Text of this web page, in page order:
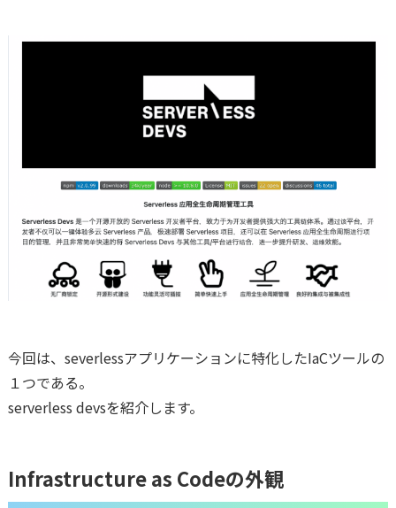
今回は、severlessアプリケーションに特化したIaCツールの
１つである。
serverless devsを紹介します。
Infrastructure as Codeの外観